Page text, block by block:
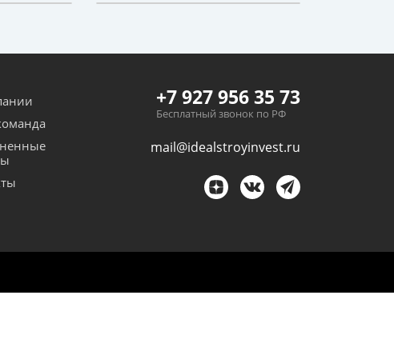
+7 927 956 35 73
Бесплатный звонок по РФ
mail@idealstroyinvest.ru